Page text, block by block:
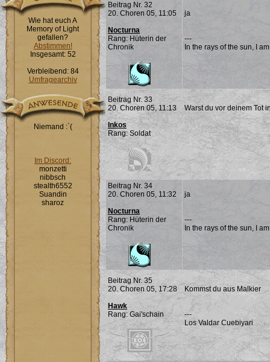
Wie hat euch A
Memory of Light
gefallen?
Abstimmen!
Insgesamt: 52
Verbleibend: 84
Umfragearchiv
Niemand :`(
Im Discord:
monzetti
nibbsch
stealth6552
Suandin
sharoz
Beitrag Nr. 32
20. Choren 05, 11:05
Nocturna
Rang: Hüterin der
Chronik
ja
---
In the rays of the sun, I
Beitrag Nr. 33
20. Choren 05, 11:13
Inkos
Rang: Soldat
Warst du vor deinem Tot
Beitrag Nr. 34
20. Choren 05, 11:32
Nocturna
Rang: Hüterin der
Chronik
ja
---
In the rays of the sun, I
Beitrag Nr. 35
20. Choren 05, 17:28
Hawk
Rang: Gai'schain
Kommst du aus Malkier
---
Los Valdar Cuebiyari